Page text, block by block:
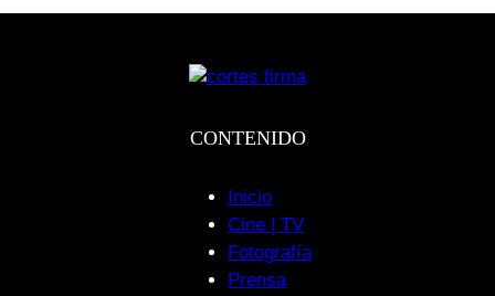
CONTENIDO
Inicio
Cine | TV
Fotografía
Prensa